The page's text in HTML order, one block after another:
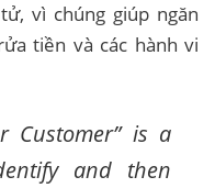
vì chúng giúp ngăn
tiền và các hành vi
Customer” is a
and then